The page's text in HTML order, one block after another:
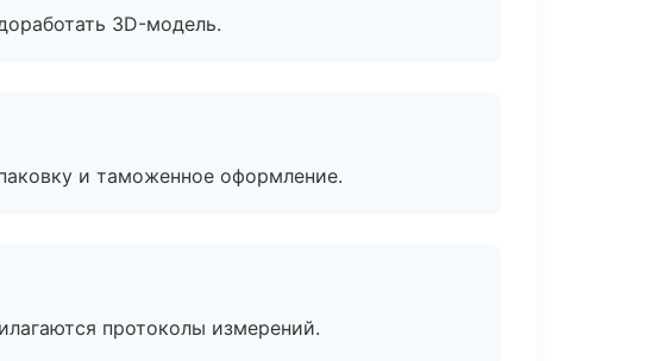
3D-модель.
и таможенное оформление.
протоколы измерений.